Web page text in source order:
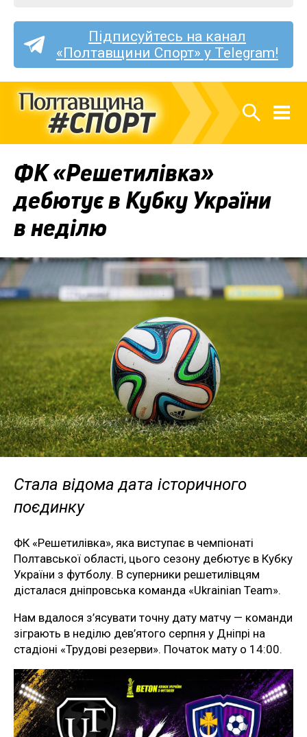
Підписуйтесь на канал
«Полтавщини Спорт» у Telegram!
ФК «Решетилівка»
дебютує в Кубку України
в неділю
Стала відома дата історичного
поєдинку
ФК «Решетилівка», яка виступає в чемпіонаті
Полтавської області, цього сезону дебютує в Кубку
України з футболу. В суперники решетилівцям
дісталася дніпровська команда «Ukrainian Team».
Нам вдалося з’ясувати точну дату матчу — команди
зіграють в неділю дев’ятого серпня у Дніпрі на
стадіоні «Трудові резерви». Початок мату о 14:00.